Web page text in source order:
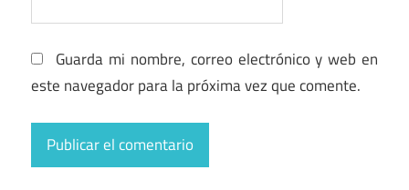
Guarda mi nombre, correo electrónico y web en
este navegador para la próxima vez que comente.